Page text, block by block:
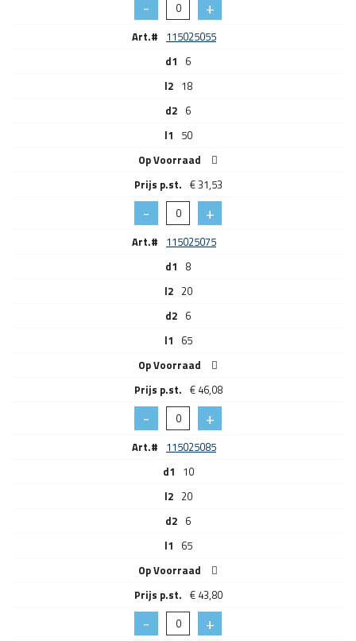
Art.# 115025055
d1 6
l2 18
d2 6
l1 50
Op Voorraad
€31,53
Art.# 115025075
d1 8
l2 20
d2 6
l1 65
Op Voorraad
€46,08
Art.# 115025085
d1 10
l2 20
d2 6
l1 65
Op Voorraad
€43,80